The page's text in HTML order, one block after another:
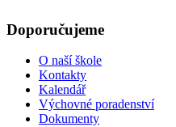
Doporučujeme
O naší škole
Kontakty
Kalendář
Výchovné poradenství
Dokumenty